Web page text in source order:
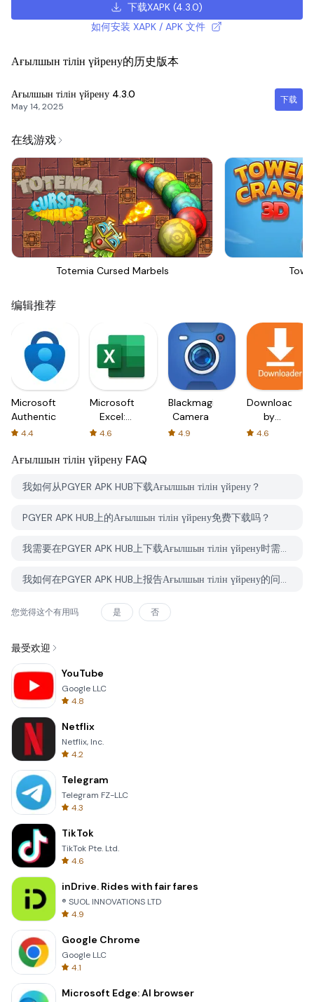
下载XAPK (4.3.0)
如何安装 XAPK / APK 文件
Ағылшын тілін үйрену的历史版本
Ағылшын тілін үйрену 4.3.0
May 14, 2025
下载
在线游戏
Totemia Cursed Marbels
编辑推荐
Microsoft
Authenticator
4.4
Microsoft
Excel:
Spreadsheets
4.6
Blackmagic
Camera
4.9
Downloader
by
AFTVnews
4.6
Ағылшын тілін үйрену FAQ
我如何从PGYER APK HUB下载Ағылшын тілін үйрену？
PGYER APK HUB上的Ағылшын тілін үйрену免费下载吗？
我需要在PGYER APK HUB上下载Ағылшын тілін үйрену时需要账户吗？
我如何在PGYER APK HUB上报告Ағылшын тілін үйрену的问题？
您觉得这个有用吗 是 否
最受欢迎
YouTube
Google LLC
4.8
Netflix
Netflix, Inc.
4.2
Telegram
Telegram FZ-LLC
4.3
TikTok
TikTok Pte. Ltd.
4.6
inDrive. Rides with fair fares
® SUOL INNOVATIONS LTD
4.9
Google Chrome
Google LLC
4.1
Microsoft Edge: AI browser